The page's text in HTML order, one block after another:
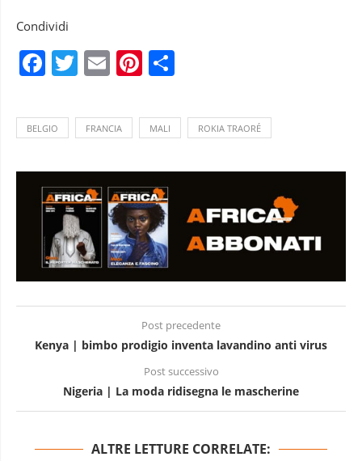
Condividi
Facebook
Twitter
EmailPinterest
BELGIO FRANCIA MALI ROKIA TRAORÉ
Post precedente
Kenya | bimbo prodigio inventa lavandino anti virus
Post successivo
Nigeria | La moda ridisegna le mascherine
ALTRE LETTURE CORRELATE: